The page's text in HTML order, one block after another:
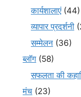
कार्यशालाएं(44)
व्यापार प्रदर्शनी
सम्मेलन (36)
ब्लॉग (58)
सफलता की
मंच (23)